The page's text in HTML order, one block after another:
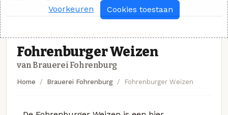
Fohrenburger Weizen
van Brauerei Fohrenburg
Home Brauerei Fohrenburg Fohrenburger Weizen
Voorkeuren Cookies toestaan